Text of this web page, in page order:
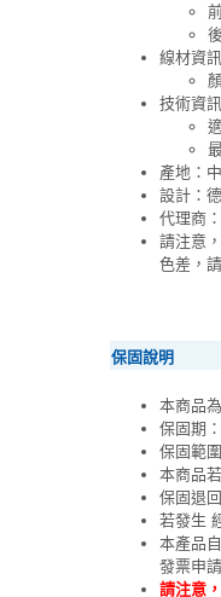
線材資訊
技術資訊
產地：
設計：
代理商
請注意
色差，
保固說明
本商品
保固期
保固範
本商品
保固退
若發生
本產品
發票申
請注意